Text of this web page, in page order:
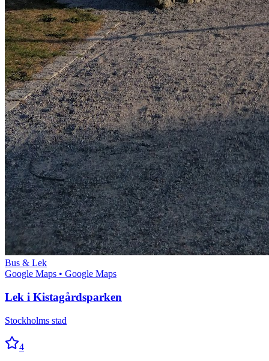
Bus & Lek
Google Maps • Google Maps
Lek i Kistagårdsparken
Stockholms stad
4